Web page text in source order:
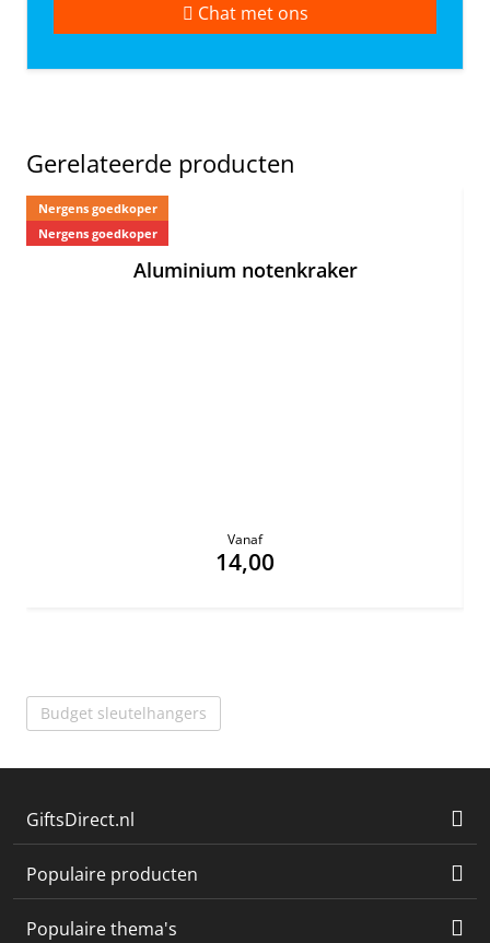
Chat met ons
Gerelateerde producten
Nergens goedkoper
Nergens goedkoper
Aluminium notenkraker
Vanaf
14,00
Budget sleutelhangers
GiftsDirect.nl
Populaire producten
Populaire thema's